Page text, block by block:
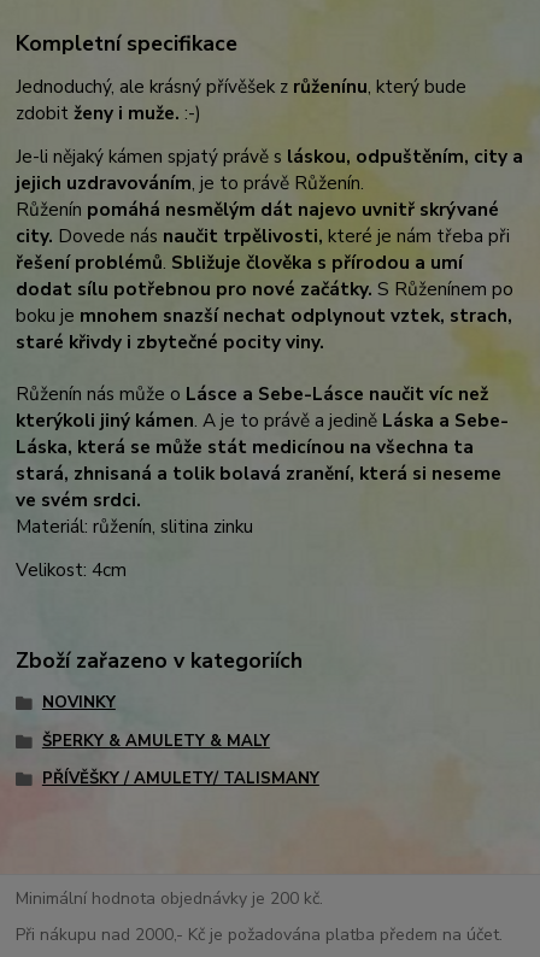
Kompletní specifikace
Jednoduchý, ale krásný přívěšek z růženínu, který bude
zdobitženy i muže. :-)
Je-li nějaký kámen spjatý právě s láskou, odpuštěním, city a
jejich uzdravováním, je to právě Růženín.
Růženín pomáhá nesmělým dát najevo uvnitř skrývané
city. Dovede nás naučit trpělivosti, které je nám třeba při
řešení problémů. Sbližuje člověka s přírodou a umí
dodat sílu potřebnou pro nové začátky.S Růženínem po
boku je mnohem snazší nechat odplynout vztek, strach,
staré křivdy i zbytečné pocity viny.
Růženín nás může o Lásce a Sebe-Lásce naučit víc než
kterýkoli jiný kámen. A je to právě a jedině Láska a Sebe-
Láska, která se může stát medicínou na všechna ta
stará, zhnisaná a tolik bolavá zranění, která si neseme
ve svém srdci.
Materiál: růženín, slitina zinku
Velikost: 4cm
Zboží zařazeno v kategoriích
NOVINKY
ŠPERKY & AMULETY & MALY
PŘÍVĚŠKY / AMULETY/ TALISMANY
Minimální hodnota objednávky je 200 kč.
Při nákupu nad 2000,- Kč je požadována platba předem na účet.